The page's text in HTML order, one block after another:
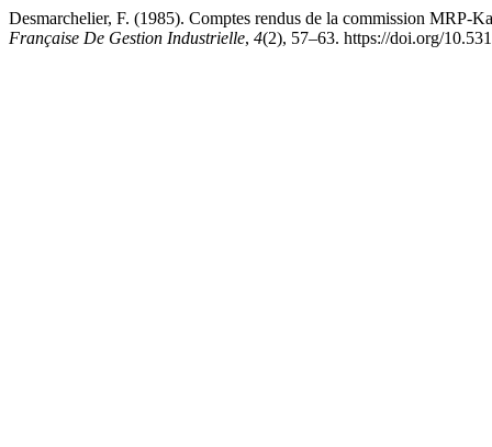
Desmarchelier, F. (1985). Comptes rendus de la commission MRP-
Française De Gestion Industrielle, 4(2), 57–63. https://doi.org/